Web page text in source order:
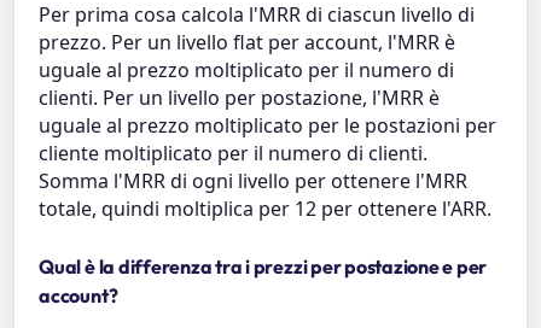
Per prima cosa calcola l'MRR di ciascun livello di
prezzo. Per un livello flat per account, l'MRR è
uguale al prezzo moltiplicato per il numero di
clienti. Per un livello per postazione, l'MRR è
uguale al prezzo moltiplicato per le postazioni per
cliente moltiplicato per il numero di clienti.
Somma l'MRR di ogni livello per ottenere l'MRR
totale, quindi moltiplica per 12 per ottenere l'ARR.
Qual è la differenza tra i prezzi per postazione e per
account?